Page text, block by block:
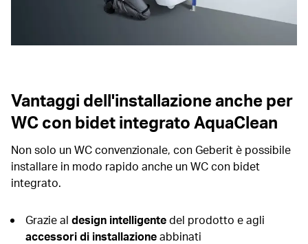
Vantaggi dell'installazione anche per
WC con bidet integrato AquaClean
Non solo un WC convenzionale, con Geberit è possibile
installare in modo rapido anche un WC con bidet
integrato.
Grazie al design intelligentedel prodotto e agli
accessori di installazioneabbinati